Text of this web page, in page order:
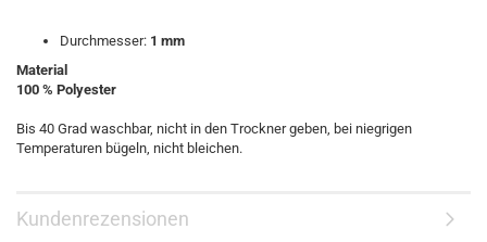
Durchmesser: 1 mm
Material
100 % Polyester
Bis 40 Grad waschbar, nicht in den Trockner geben, bei niegrigen
Temperaturen bügeln, nicht bleichen.
Kundenrezensionen